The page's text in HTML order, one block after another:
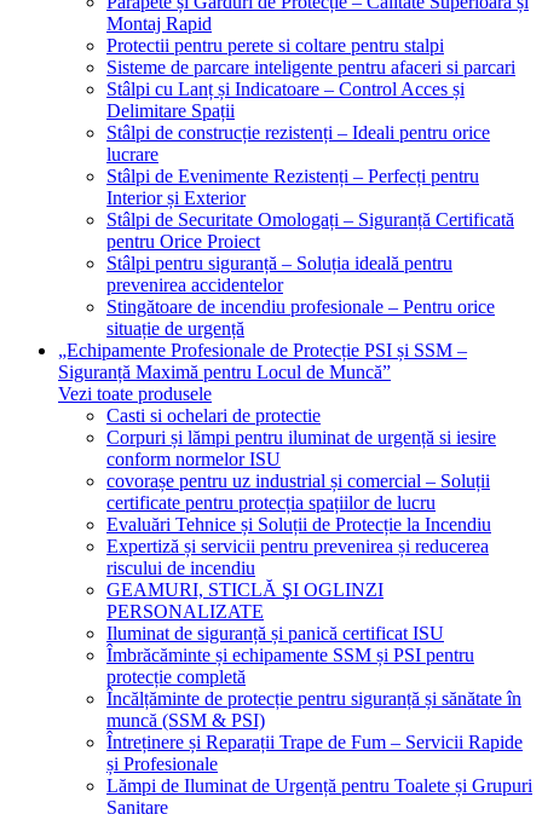
Montaj Rapid
Protectii pentru perete si coltare pentru stalpi
Sisteme de parcare inteligente pentru afaceri si parcari
Stâlpi cu Lanț și Indicatoare – Control Acces și
Delimitare Spații
Stâlpi de construcție rezistenți – Ideali pentru orice
lucrare
Stâlpi de Evenimente Rezistenți – Perfecți pentru
Interior și Exterior
Stâlpi de Securitate Omologați – Siguranță Certificată
pentru Orice Proiect
Stâlpi pentru siguranță – Soluția ideală pentru
prevenirea accidentelor
Stingătoare de incendiu profesionale – Pentru orice
situație de urgență
„Echipamente Profesionale de Protecție PSI și SSM –
Siguranță Maximă pentru Locul de Muncă”
Vezi toate produsele
Casti si ochelari de protectie
Corpuri și lămpi pentru iluminat de urgență si iesire
conform normelor ISU
covorașe pentru uz industrial și comercial – Soluții
certificate pentru protecția spațiilor de lucru
Evaluări Tehnice și Soluții de Protecție la Incendiu
Expertiză și servicii pentru prevenirea și reducerea
riscului de incendiu
GEAMURI, STICLĂ ŞI OGLINZI
PERSONALIZATE
Iluminat de siguranță și panică certificat ISU
Îmbrăcăminte și echipamente SSM și PSI pentru
protecție completă
Încălțăminte de protecție pentru siguranță și sănătate în
muncă (SSM & PSI)
Întreținere și Reparații Trape de Fum – Servicii Rapide
și Profesionale
Lămpi de Iluminat de Urgență pentru Toalete și Grupuri
Sanitare